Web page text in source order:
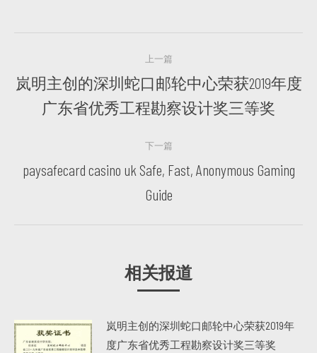
章
上一篇
上
一
岚明主创的深圳蛇口邮轮中心荣获2019年度
广东省优秀工程勘察设计奖三等奖
下一篇
下
一
paysafecard casino uk Safe, Fast, Anonymous Gaming
Guide
相关报道
岚明主创的深圳蛇口邮轮中心荣获2019年
度广东省优秀工程勘察设计奖三等奖